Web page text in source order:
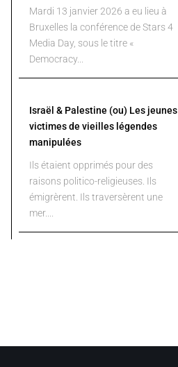
Mardi 13 janvier 2026 a eu lieu à
Bruxelles la conférence de Stars 4
Media Day, sous le titre «
Democracy...
Israël & Palestine (ou) Les jeunes
victimes de vieilles légendes
manipulées
Ils étaient opprimés pour des
raisons politico-religieuses. Ils
émigrèrent. Ils traversèrent une
mer....